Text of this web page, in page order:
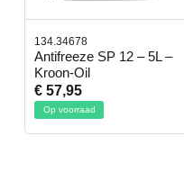
134.34678
Antifreeze SP 12 – 5L –
Kroon-Oil
€ 57,95
Op voorraad